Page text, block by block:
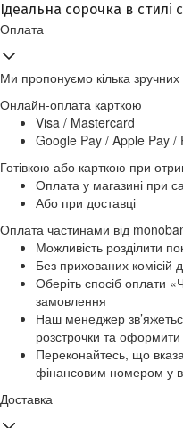
Ідеальна сорочка в стилі
Оплата
Ми пропонуємо кілька зручних
Онлайн-оплата карткою
Visa / Mastercard
Google Pay / Apple Pay /
Готівкою або карткою при
Оплата у магазині при
Або при доставці
Оплата частинами від
Можливість розділити
Без прихованих комісій
Оберіть спосіб оплати
замовлення
Наш менеджер
розстрочки та
Переконайтесь, що
фінансовим номером у
Доставка